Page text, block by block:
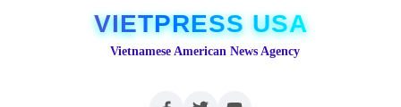
VIETPRESS USA
Vietnamese American News Agency